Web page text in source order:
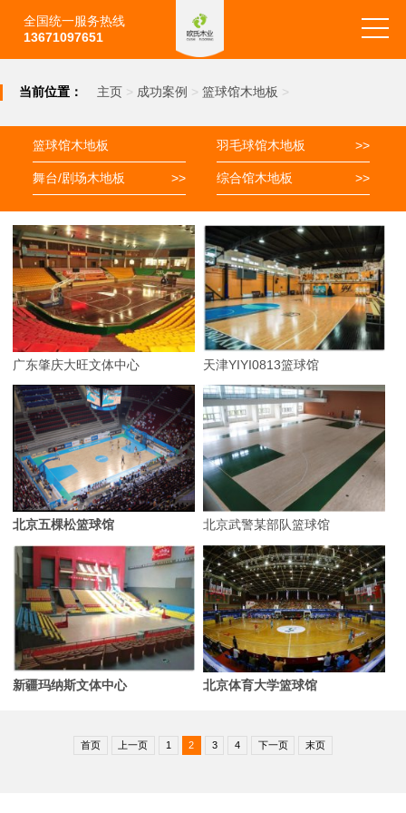
全国统一服务热线
13671097651
当前位置： 主页 > 成功案例 >篮球馆木地板 >
篮球馆木地板 羽毛球馆木地板 >>
舞台/剧场木地板 >> 综合馆木地板 >>
广东肇庆大旺文体中心 天津YIYI0813篮球馆
北京五棵松篮球馆 北京武警某部队篮球馆
新疆玛纳斯文体中心 北京体育大学篮球馆
首页 上一页 1 2 3 4 下一页 末页